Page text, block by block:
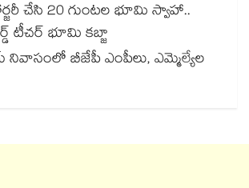
చేసి 20 గుంటల భూమి స్వాహా..
టీచర్ భూమి కబ్జా
బీజేపీ ఎంపీలు, ఎమ్మెల్యేల